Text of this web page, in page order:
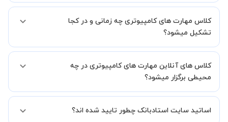
اما در صورتیکه مایل هستید کلاس ها را در کنار دوستان و یا آشنایان خود
به صورت گروهی برگزار کنید، این امکان وجود دارد. در این حالت، به ازای هر
اضافه خواهد شد.
کلاس مهارت های کامپیوتری چه زمانی و در کجا
تشکیل میشود؟
استاد تعیین خواهد شد.
همچنین کلاس های خصوصی به طور کلی در منزل شاگرد برگزار میشود. در
کلاس در یک مکان عمومی مانند کتابخانه با استاد خود هماهنگی لازم را
انجام دهید.
کلاس های آنلاین مهارت های کامپیوتری در چه
محیطی برگزار میشود؟
اساتید سایت استادبانک چطور تایید شده اند؟